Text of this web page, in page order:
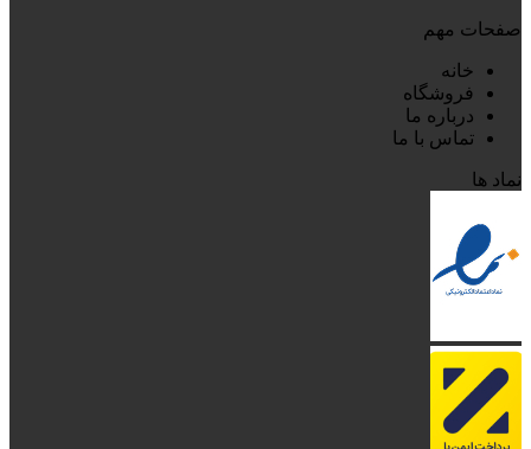
صفحات مهم
خانه
فروشگاه
درباره ما
تماس با ما
نماد ها